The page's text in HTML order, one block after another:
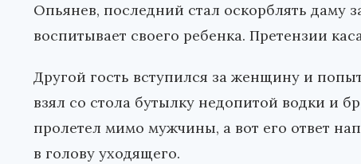
Опьянев, последний стал оскорблять даму
воспитывает своего ребенка. Претензии
Другой гость вступился за женщину и
взял со стола бутылку недопитой водки и
пролетел мимо мужчины, а вот его ответ
в голову уходящего.